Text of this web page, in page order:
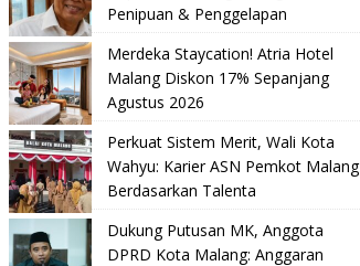
Penipuan & Penggelapan
Merdeka Staycation! Atria Hotel
Malang Diskon 17% Sepanjang
Agustus 2026
Perkuat Sistem Merit, Wali Kota
Wahyu: Karier ASN Pemkot Malang
Berdasarkan Talenta
Dukung Putusan MK, Anggota
DPRD Kota Malang: Anggaran